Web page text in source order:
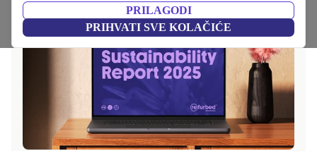
PRILAGODI
PRIHVATI SVE KOLAČIĆE